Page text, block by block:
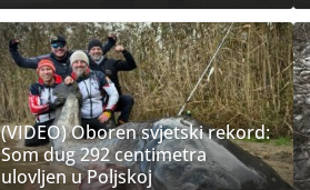
(VIDEO) Oboren svjetski rekord:
Som dug 292 centimetra
ulovljen u Poljskoj